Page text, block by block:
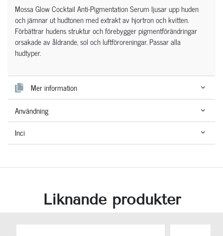
Mossa Glow Cocktail Anti-Pigmentation Serum ljusar upp huden
och jämnar ut hudtonen med extrakt av hjortron och kvitten.
Förbättrar hudens struktur och förebygger pigmentförändringar
orsakade av åldrande, sol och luftföroreningar. Passar alla
hudtyper.
Mer information
Användning
Inci
Liknande produkter